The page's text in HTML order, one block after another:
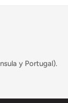
y Portugal).